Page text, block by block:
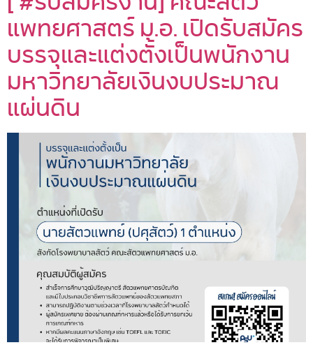
แพทยศาสตร์ ม.อ. เปิดรับสมัคร
บรรจุและแต่งตั้งเป็นพนักงาน
มหาวิทยาลัยเงินงบประมาณ
แผ่นดิน